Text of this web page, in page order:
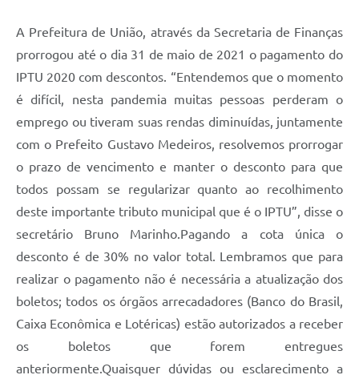
A Prefeitura de União, através da Secretaria de Finanças
prorrogou até o dia 31 de maio de 2021 o pagamento do
IPTU 2020 com descontos. “Entendemos que o momento
é difícil, nesta pandemia muitas pessoas perderam o
emprego ou tiveram suas rendas diminuídas, juntamente
com o Prefeito Gustavo Medeiros, resolvemos prorrogar
o prazo de vencimento e manter o desconto para que
todos possam se regularizar quanto ao recolhimento
deste importante tributo municipal que é o IPTU”, disse o
secretário Bruno Marinho.Pagando a cota única o
desconto é de 30% no valor total. Lembramos que para
realizar o pagamento não é necessária a atualização dos
boletos; todos os órgãos arrecadadores (Banco do Brasil,
Caixa Econômica e Lotéricas) estão autorizados a receber
os boletos que forem entregues
anteriormente.Quaisquer dúvidas ou esclarecimento a